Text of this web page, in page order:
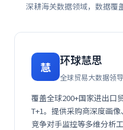
深耕海关数据领域，数据覆
慧 环球慧思
全球贸易大数据领
覆盖全球200+国家进出口
T+1。提供采购商深度画像
竞争对手监控等多维分析